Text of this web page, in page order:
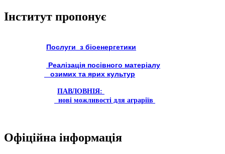
Інститут пропонує
Послуги з біоенергетики
Реалізація посівного матеріалу
озимих та ярих культур
ПАВЛОВНІЯ:
нові можливості для аграріїв
Офіційна інформація